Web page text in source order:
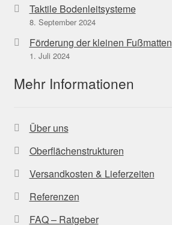
Taktile Bodenleitsysteme
8. September 2024
Förderung der kleinen Fußmatten
1. Juli 2024
Mehr Informationen
Über uns
Oberflächenstrukturen
Versandkosten & Lieferzeiten
Referenzen
FAQ – Ratgeber